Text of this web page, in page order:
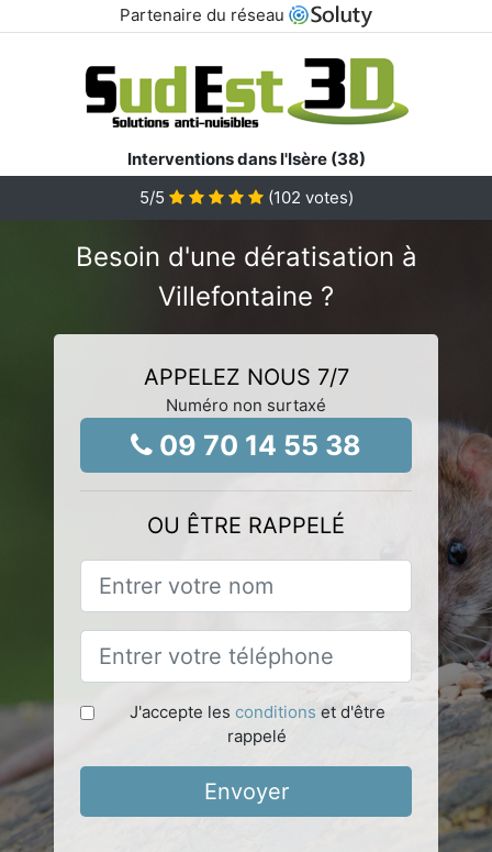
Partenaire du réseau
Interventions dans l'Isère (38)
5/5 (102 votes)
Besoin d'une dératisation à
Villefontaine ?
APPELEZ NOUS 7/7
Numéro non surtaxé
09 70 14 55 38
OU ÊTRE RAPPELÉ
J'accepte les conditions et d'être
rappelé
Envoyer